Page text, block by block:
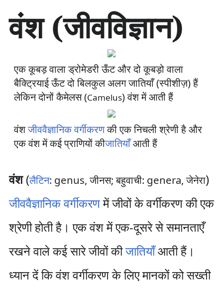
म
ग्री
प
वंश (जीवविज्ञान)
एक कूबड़ वाला ड्रोमेडरी ऊँट और दो कूबड़ो वाला
बैक्ट्रियाई ऊँट दो बिलकुल अलग जातियाँ (स्पीशीज़) हैं
लेकिन दोनों कैमेलस​ (Camelus) वंश में आती हैं
वंशजीववैज्ञानिक वर्गीकरणकी एक निचली श्रेणी है और
एक वंश में कई प्राणियों कीजातियाँआती हैं
वंश(लैटिन: genus, जीनस; बहुवाची: genera, जेनेरा)
जीववैज्ञानिक वर्गीकरणमें जीवों के वर्गीकरण की एक
श्रेणी होती है। एक वंश में एक-दूसरे से समानताएँ
रखने वाले कई सारे जीवों कीजातियाँआती हैं।
ध्यान दें कि वंश वर्गीकरण के लिए मानकों को सख्ती